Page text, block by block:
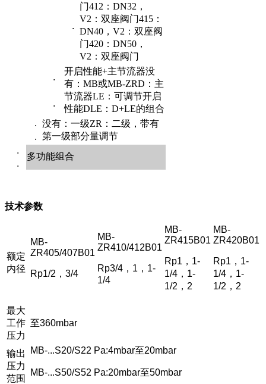
门412：DN32，
V2：双座阀门415：
DN40，V2：双座阀
门420：DN50，
V2：双座阀门
.
.
开启性能+主节流器没
有：MB或MB-ZRD：主
节流器LE：可调节开启
性能DLE：D+LE的组合
.
. 没有：一级ZR：二级，带有
第一级部分量调节
.
.
多功能组合
.
技术参数
额定
内径
MB-
ZR405/407B01
Rp1/2 ， 3/4
MB-
ZR410/412B01
Rp3/4 ， 1 ， 1-
1/4
MB-
ZR415B01
Rp1 ， 1-
1/4 ， 1-
1/2 ， 2
MB-
ZR420B01
Rp1 ， 1-
1/4 ， 1-
1/2 ， 2
最大
工作
压力
至360mbar
输出
压力
范围
MB-...S20/S22 Pa:4mbar至20mbar
MB-...S50/S52 Pa:20mbar至50mbar